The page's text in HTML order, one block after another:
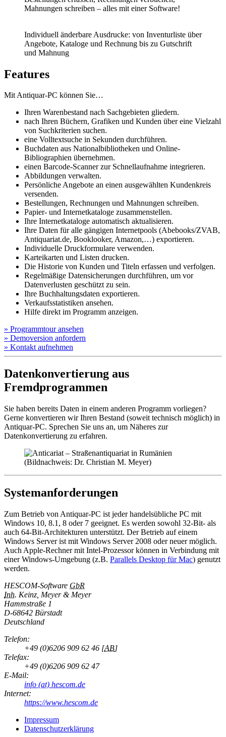
Mahnungen schreiben – alles mit einer Software!
Individuell änderbare Ausdrucke: von Inventurliste über
Angebote, Kataloge und Rechnung bis zu Gutschrift
und Mahnung
Features
Mit Antiquar-PC können Sie…
Ihren Warenbestand nach Sachgebieten gliedern.
nach Ihren Büchern, Grafiken und Kunden über eine Vielzahl
von Suchkriterien suchen.
eine Volltextsuche in Sekunden durchführen.
Buchdaten aus Nationalbibliotheken und Online-
Bibliographien übernehmen.
einen Barcode-Scanner zur Schnellaufnahme integrieren.
Abbildungen verwalten.
Persönliche Angebote an einen ausgewählten Kundenkreis
versenden.
Bestellungen, Rechnungen und Mahnungen schreiben.
Papier- und Internetkataloge zusammenstellen.
Ihre Internetkataloge automatisch aktualisieren.
Ihre Daten für alle gängigen Internetpools (Abebooks/ZVAB,
Antiquariat.de, Booklooker, Amazon,…) exportieren.
Individuelle Druckformulare verwenden.
Karteikarten und Listen drucken.
Die Historie von Kunden und Titeln erfassen und verfolgen.
Regelmäßige Datensicherungen durchführen, um vor
Datenverlusten geschützt zu sein.
Ihre Buchhaltungsdaten exportieren.
Verkaufsstatistiken ansehen.
Hilfe direkt im Programm anzeigen.
» Programm­tour ansehen
» Demo­version anfordern
» Kontakt aufnehmen
Datenkonvertierung aus
Fremdprogrammen
Sie haben bereits Daten in einem anderen Programm vorliegen?
Gerne konvertieren wir Ihren Bestand (soweit technisch möglich) in
Antiquar-PC. Sprechen Sie uns an, um Näheres zur
Datenkonvertierung zu erfahren.
Systemanforderungen
Zum Betrieb von Antiquar-PC ist jeder handelsübliche PC mit
Windows 10, 8.1, 8 oder 7 geeignet. Es werden sowohl 32-Bit- als
auch 64-Bit-Architekturen unterstützt. Der Betrieb auf einem
Windows Server ist mit Windows Server 2008 oder neuer möglich.
Auch Apple-Rechner mit Intel-Prozessor können in Verbindung mit
einer Windows-Umgebung (z.B. Parallels Desktop für Mac) genutzt
werden.
HESCOM-Software GbR
Inh. Keinz, Meyer & Meyer
Hammstraße 1
D-68642 Bürstadt
Deutschland
Telefon:
+49 (0)6206 909 62 46 [AB]
Telefax:
+49 (0)6206 909 62 47
E-Mail:
info (at) hescom.de
Internet:
https://www.hescom.de
Impressum
Datenschutzerklärung